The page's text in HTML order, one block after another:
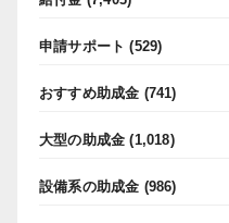
申請サポート (529)
おすすめ助成金 (741)
大型の助成金 (1,018)
設備系の助成金 (986)